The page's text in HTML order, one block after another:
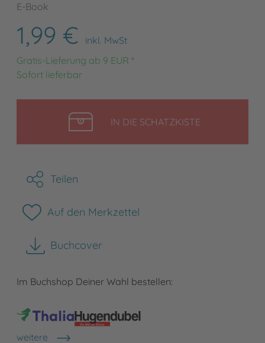
E-Book
1,99 €
inkl. MwSt
Gratis-Lieferung ab 9 EUR *
Sofort lieferbar
IN DIE SCHATZKISTELEGEN
Teilen
Auf den Merkzettel
Buchcover
herunterladen
Im Buchshop Deiner Wahl bestellen:
weitere